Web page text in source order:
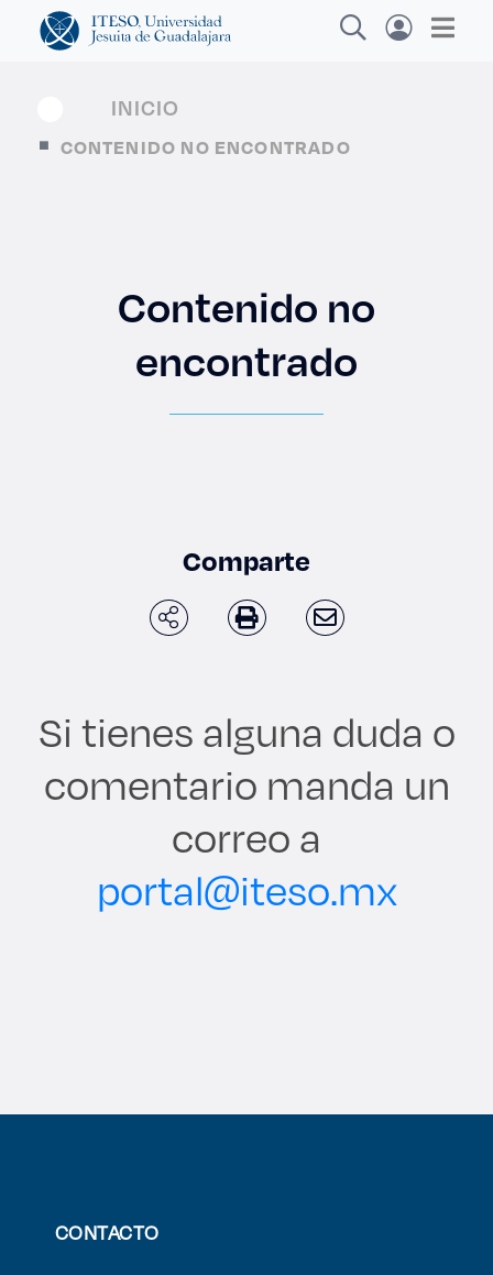
Dipl|
CRUCE
Derecho
Lo más buscado
INICIO
CONTENIDO NO ENCONTRADO
Contenido no
encontrado
Comparte
Si tienes alguna duda o
comentario manda un
correo a
portal@iteso.mx
CONTACTO